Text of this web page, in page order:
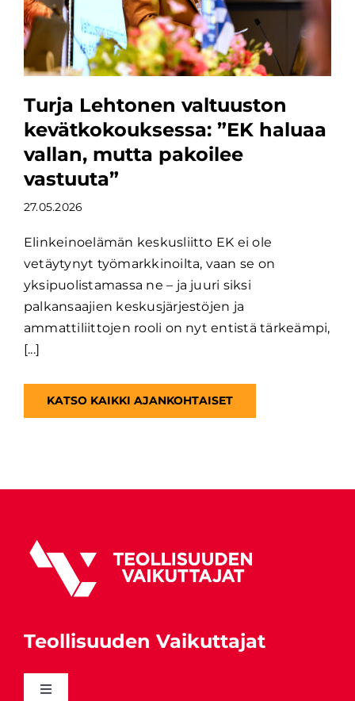
Turja Lehtonen valtuuston
kevätkokouksessa: ”EK haluaa
vallan, mutta pakoilee
vastuuta”
27.05.2026
Elinkeinoelämän keskusliitto EK ei ole
vetäytynyt työmarkkinoilta, vaan se on
yksipuolistamassa ne – ja juuri siksi
palkansaajien keskusjärjestöjen ja
ammattiliittojen rooli on nyt entistä tärkeämpi,
[...]
KATSO KAIKKI AJANKOHTAISET
Teollisuuden Vaikuttajat
Toggle